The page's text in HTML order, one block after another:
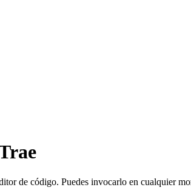
de código. Puedes invocarlo en cualquier